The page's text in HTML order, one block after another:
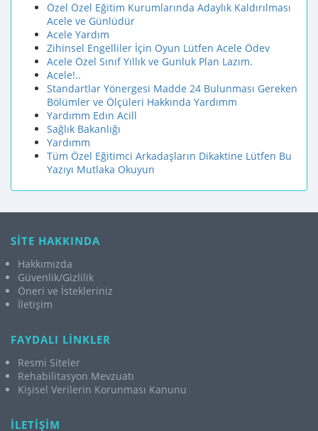
Özel Özel Eğitim Kurumlarında Adaylık Kaldırılması
Acele ve Günlüdür
Acele Yardım
Zihinsel Engelliler İçin Oyun Lütfen Acele Ödev
Acele Özel Sınıf Yıllık ve Gunluk Plan Lazım.
Acele!..
Standartlar Yönergesi Madde 24 Bulunması Gereken
Bölümler ve Ölçüleri Hakkında Yardımm
Yardımm Edın Acill
Sağlık Bakanlığı
Yardımm
Tüm Özel Eğitimci Arkadaşların Dikaktine Lütfen Bu
Yazıyı Mutlaka Okuyun
SİTE HAKKINDA
Hakkımızda
Güvenlik/Gizlilik
Öneri ve İstekleriniz
İletişim
FAYDALI LİNKLER
Resmi Siteler
Rehabilitasyon Mevzuatı
Kişisel Verilerin Korunması Kanunu
İLETİŞİM